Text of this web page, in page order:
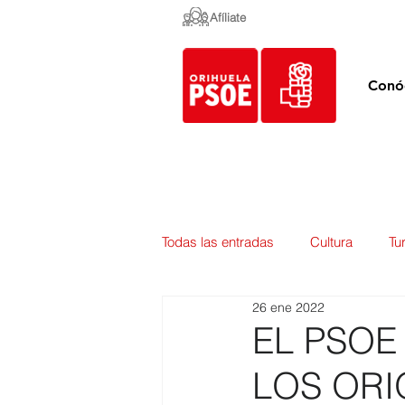
Afíliate
Todas las entradas Cultura
Empleo y Contratación
Mercados
EL
LOS
26 ene 2022